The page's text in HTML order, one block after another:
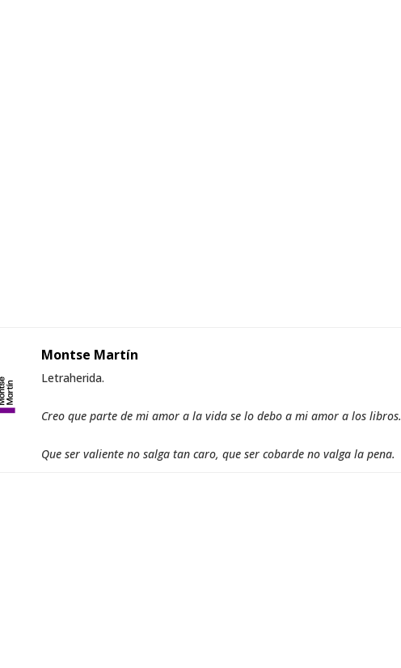
Montse Martín
Letraherida.
Creo que parte de mi amor a la vida se lo debo a mi amor a los libros.
Que ser valiente no salga tan caro, que ser cobarde no valga la pena.